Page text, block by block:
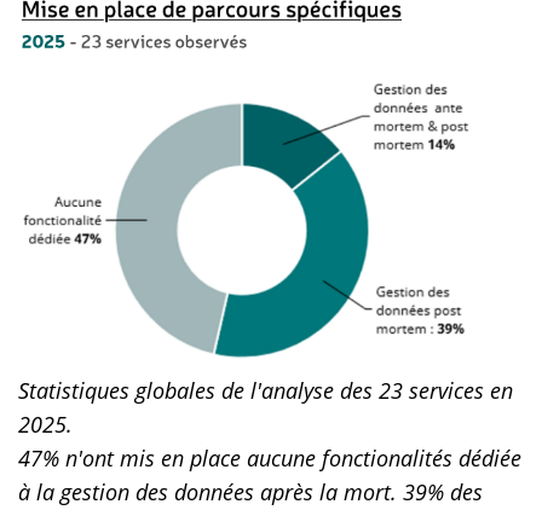
Statistiques globales de l'analyse des 23 services en
2025.
47% n'ont mis en place aucune fonctionalités dédiée
à la gestion des données après la mort. 39% des